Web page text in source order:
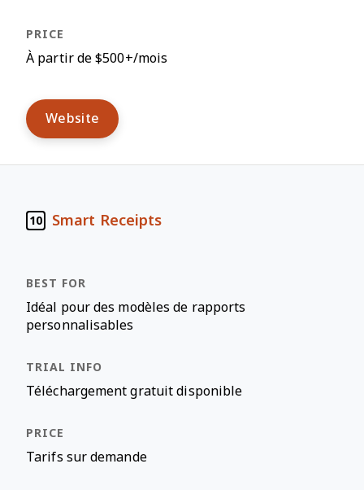
À partir de $500+/mois
Website
10 Smart Receipts
Idéal pour des modèles de rapports
personnalisables
Téléchargement gratuit disponible
Tarifs sur demande